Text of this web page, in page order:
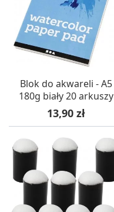
Blok do akwareli - A5
180g biały 20 arkuszy
Cena
13,90 zł